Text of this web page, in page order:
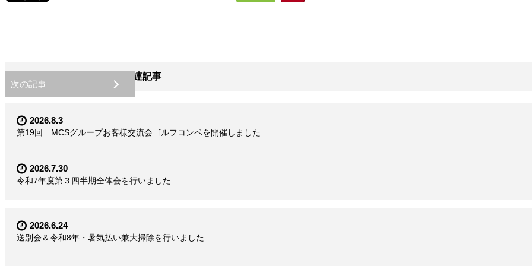
次の記事
関連記事
2026.8.3
第19回 MCSグループお客様交流会ゴルフコンペを開催しました
2026.7.30
令和7年度第３四半期全体会を行いました
2026.6.24
送別会＆令和8年・暑気払い兼大掃除を行いました